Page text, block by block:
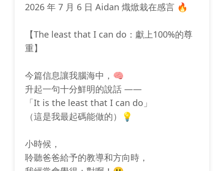
2026 年 7 月 6 日 Aidan 熾焮栽在感言 🔥
【The least that I can do：獻上100%的尊
重】
今篇信息讓我腦海中，🧠
升起一句十分鮮明的說話 ——
「It is the least that I can do」
（這是我最起碼能做的）💡
小時候，
聆聽爸爸給予的教導和方向時，